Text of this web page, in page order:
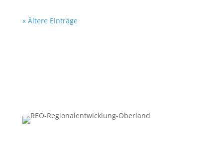
« Ältere Einträge